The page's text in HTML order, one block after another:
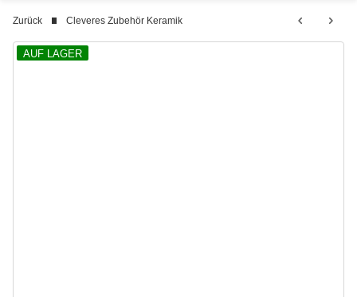
Zurück Cleveres Zubehör Keramik
AUF LAGER